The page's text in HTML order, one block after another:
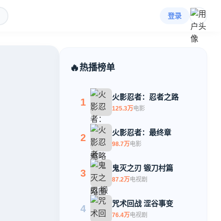
登录
热播榜单
1 火影忍者：忍者之路
125.3万电影
2 火影忍者：最终章
98.7万电影
3 鬼灭之刃 锻刀村篇
87.2万电视剧
4 咒术回战 涩谷事变
76.4万电视剧